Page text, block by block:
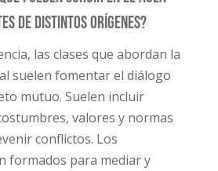
de distintos orígenes?
las clases que abordan la
suelen fomentar el diálogo
mutuo. Suelen incluir
valores y normas
conflictos. Los
formados para mediar y